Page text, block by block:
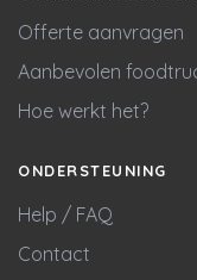
Offerte aanvragen
Aanbevolen
Hoe werkt het?
ONDERSTEUNING
Help / FAQ
Contact